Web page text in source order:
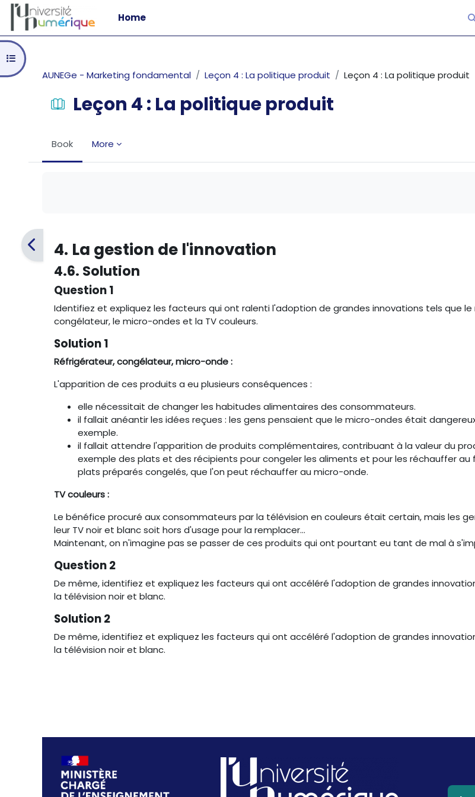
Skip to main content
Home
Open course index
AUNEGe - Marketing fondamental
Leçon 4 : La politique produit Leçon 4 : La politique produit
Leçon 4 : La politique produit
Book More
4. La gestion de l'innovation
4.6. Solution
Question 1
Identifiez et expliquez les facteurs qui ont ralenti l'adoption de grandes innovations tels que le
congélateur, le micro-ondes et la TV couleurs.
Solution 1
Réfrigérateur, congélateur, micro-onde :
L'apparition de ces produits a eu plusieurs conséquences :
elle nécessitait de changer les habitudes alimentaires des consommateurs.
il fallait anéantir les idées reçues : les gens pensaient que le micro-ondes était
exemple.
il fallait attendre l'apparition de produits complémentaires, contribuant à la valeur du
exemple des plats et des récipients pour congeler les aliments et pour les réchauffer au
plats préparés congelés, que l'on peut réchauffer au micro-onde.
TV couleurs :
Le bénéfice procuré aux consommateurs par la télévision en couleurs était certain, mais les
leur TV noir et blanc soit hors d'usage pour la remplacer...
Maintenant, on n'imagine pas se passer de ces produits qui ont pourtant eu tant de mal à
Question 2
De même, identifiez et expliquez les facteurs qui ont accéléré l'adoption de grandes
la télévision noir et blanc.
Solution 2
De même, identifiez et expliquez les facteurs qui ont accéléré l'adoption de grandes
la télévision noir et blanc.